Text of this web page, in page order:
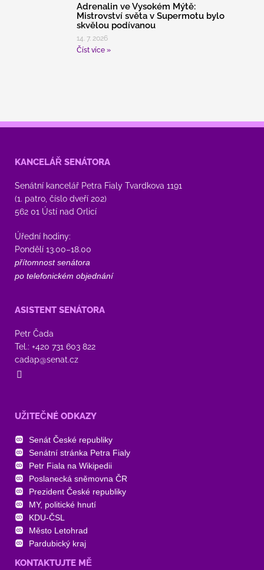
Adrenalin ve Vysokém Mýtě:
Mistrovství světa v Supermotu bylo
skvělou podívanou
14. 7. 2026
Číst více »
KANCELÁŘ SENÁTORA
Senátní kancelář Petra Fialy Tvardkova 1191
(1. patro, číslo dveří 202)
562 01 Ústí nad Orlicí
Úřední hodiny:
Pondělí 13.00–18.00
přítomnost senátora
po telefonickém objednání
ASISTENT SENÁTORA
Petr Čada
Tel.: +420 731 603 822
cadap@senat.cz
UŽITEČNÉ ODKAZY
Senát České republiky
Senátní stránka Petra Fialy
Petr Fiala na Wikipedii
Poslanecká sněmovna ČR
Prezident České republiky
MY, politické hnutí
KDU-ČSL
Město Letohrad
Pardubický kraj
KONTAKTUJTE MĚ